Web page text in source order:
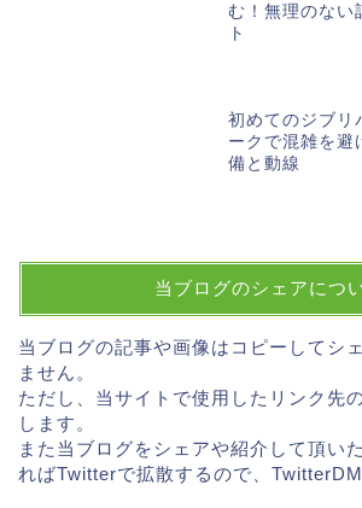
む！無理のない
ト
初めてのジブリ
ークで混雑を避
備と動線
当ブログのシェアにつ
当ブログの記事や画像はコピーしてシ
ません。
ただし、当サイトで使用したリンク先
します。
また当ブログをシェアや紹介して頂い
ればTwitterで拡散するので、TwitterDM